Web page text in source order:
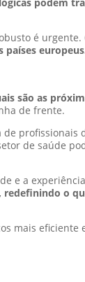
é urgente.
países
são as
de frente.
profissionais
de saúde
e a
redefinindo o
mais eficiente